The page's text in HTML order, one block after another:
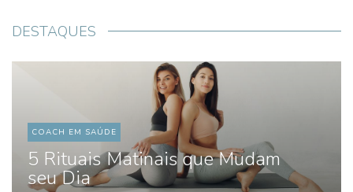
DESTAQUES
COACH EM SAÚDE
5 Rituais Matinais que Mudam
seu Dia